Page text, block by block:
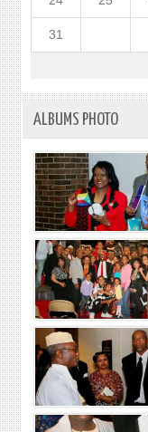
31
ALBUMS PHOTO